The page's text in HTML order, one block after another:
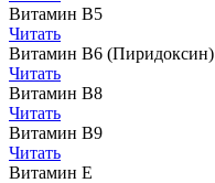
Витамин В5
Читать
Витамин В6 (Пиридоксин)
Читать
Витамин В8
Читать
Витамин В9
Читать
Витамин Е